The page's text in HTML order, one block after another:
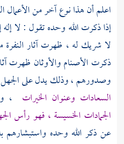
اعلم أن هذا نوع آخر من الأعمال
إذا ذكرت الله وحده تقول : لا إله
لا شريك له ، ظهرت آثار
ذكرت الأصنام والأوثان ظهرت
وصدورهم ، وذلك يدل على الجهل
السعادات وعنوان الخيرات ،
الجمادات الخسيسة ، فهو رأس
عن ذكر الله وحده واستبشارهم